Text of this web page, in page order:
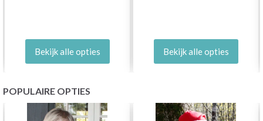
Bekijk alle opties Bekijk alle opties
POPULAIRE OPTIES